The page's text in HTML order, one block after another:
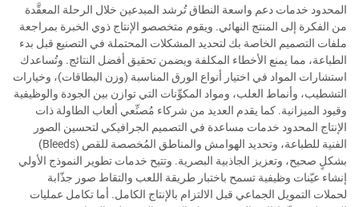
المحدود خدمات دعم واسعة النطاق تُرشد المبدعين خلال الرحلة المعقَّدة
من الفكرة إلى المنتج النهائي. ويقوم متخصصو الإنتاج ذوي الخبرة بمراجعة
ملفات التصميم الخاصة بك لتحديد المشكلات المحتملة في التصنيع قبل بدء
الطباعة، مما يمنع الأخطاء المكلفة ويضمن تحقيق أفضل النتائج. وتُساعدك
استشارات المواد في اختيار أنواع الورق المناسبة (وزن البطاقات)، وخيارات
التشطيب، وأنماط العلب، ومواد المكوِّنات التي توازن بين الجودة والوظيفية
وقيود الميزانية. كما يقدم العديد من شركاء مُصنِّعي ألعاب الطاولة ذات
الإنتاج المحدود خدمات مساعدة في التصميم الجرافيكي لتحسين الصور
الفنية للطباعة، وتحديد الهوامش والمناطق المُخصصة للقص (Bleeds)
بشكلٍ صحيح، وتعزيز الجاذبية البصرية. وتتيح خدمات تطوير النموذج الأولي
إنشاء عيّنات وظيفية تسمح باختبار طريقة اللعب والتقاط صور جذّابة
لحملات التمويل الجماعي قبل الالتزام بالإنتاج الكامل. أما تكامل عمليات